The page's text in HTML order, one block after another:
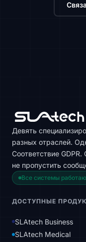
Девять
разных отраслей.
Соответствие
не пропустить
Все системы
ДОСТУПНЫЕ
SLAtech Business
SLAtech Medical